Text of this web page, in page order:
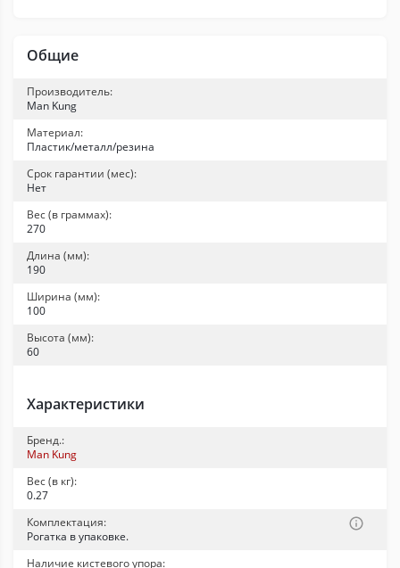
Общие
Производитель:
Man Kung
Материал:
Пластик/металл/резина
Срок гарантии (мес):
Нет
Вес (в граммах):
270
Длина (мм):
190
Ширина (мм):
100
Высота (мм):
60
Характеристики
Бренд.:
Man Kung
Вес (в кг):
0.27
Комплектация:
Рогатка в упаковке.
Наличие кистевого упора: